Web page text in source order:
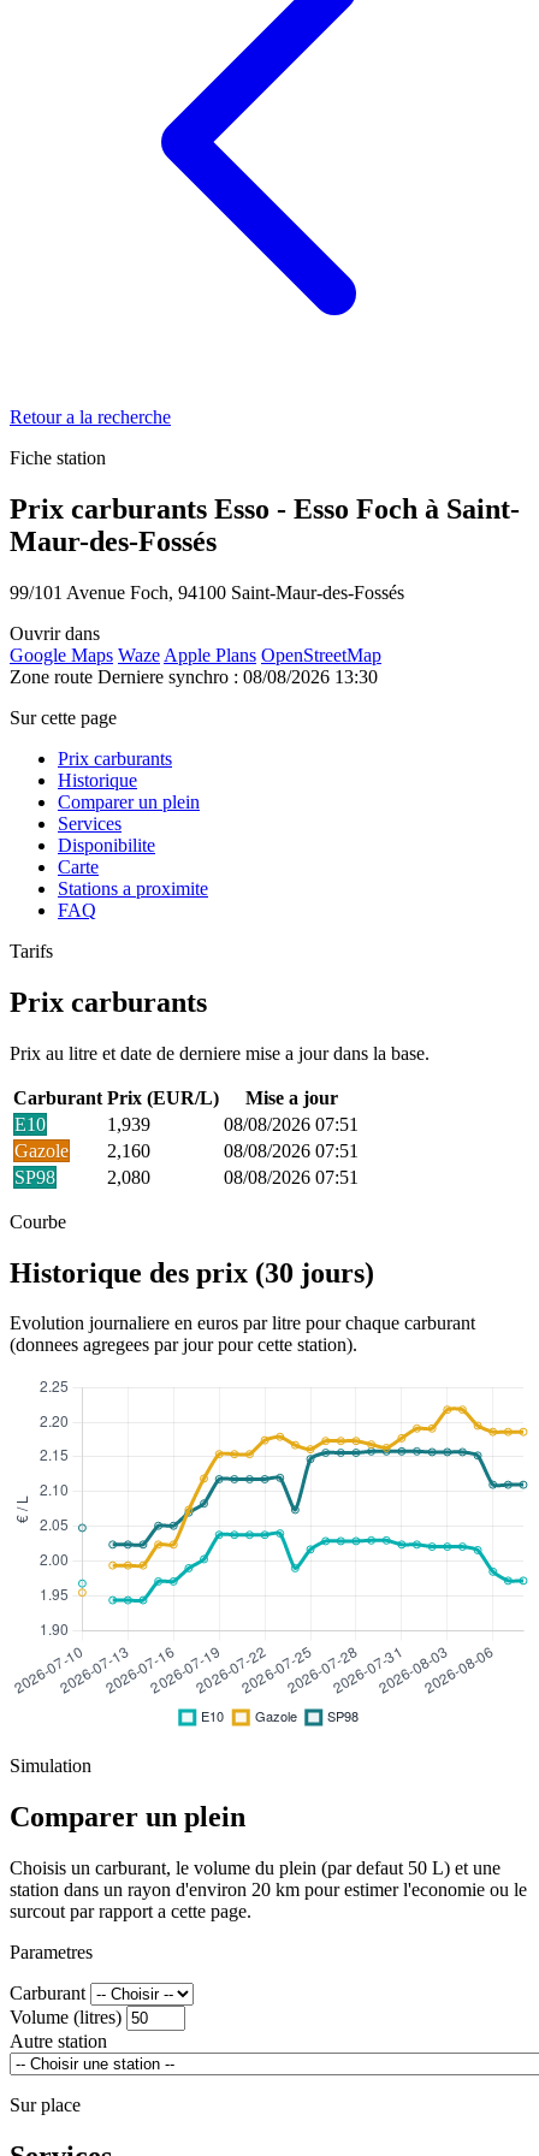
Retour a la recherche
Fiche station
Prix carburants Esso - Esso Foch à Saint-
Maur-des-Fossés
99/101 Avenue Foch, 94100 Saint-Maur-des-Fossés
Ouvrir dans
Google Maps Waze Apple Plans OpenStreetMap
Zone route Derniere synchro : 08/08/2026 13:30
Sur cette page
Prix carburants
Historique
Comparer un plein
Services
Disponibilite
Carte
Stations a proximite
FAQ
Tarifs
Prix carburants
Prix au litre et date de derniere mise a jour dans la base.
Carburant Prix (EUR/L)
Mise a jour
E10
1,939
08/08/2026 07:51
Gazole
2,160
08/08/2026 07:51
SP98
2,080 08/08/2026 07:51
Courbe
Historique des prix (30 jours)
Evolution journaliere en euros par litre pour chaque carburant
(donnees agregees par jour pour cette station).
Simulation
Comparer un plein
Choisis un carburant, le volume du plein (par defaut 50 L) et une
station dans un rayon d'environ 20 km pour estimer l'economie ou le
surcout par rapport a cette page.
Parametres
Carburant
Volume (litres)
Autre station
Sur place